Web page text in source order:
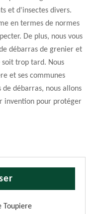
et d'insectes divers.
en termes de normes
De plus, nous vous
débarras de grenier et
trop tard. Nous
et ses communes
de débarras, nous allons
invention pour protéger
Toupiere